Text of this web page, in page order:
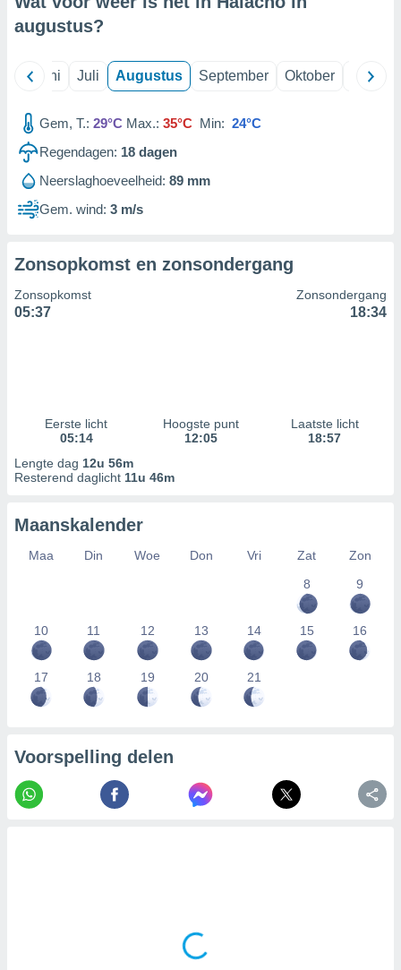
augustus?
Juni Juli Augustus September Oktober
Gem, T.: 29°C Max.: 35°C Min: 24°C
Regendagen: 18 dagen
Neerslaghoeveelheid: 89 mm
Gem. wind: 3 m/s
Zonsopkomst en zonsondergang
Zonsopkomst
05:37
Zonsondergang
18:34
Eerste licht
05:14
Hoogste punt
12:05
Laatste licht
18:57
Lengte dag 12u 56m
Resterend daglicht 11u 46m
Maanskalender
Maa Din Woe Don Vri Zat
Zon
8
9
10 11 12 13 14 15 16
17 18 19 20 21
Voorspelling delen